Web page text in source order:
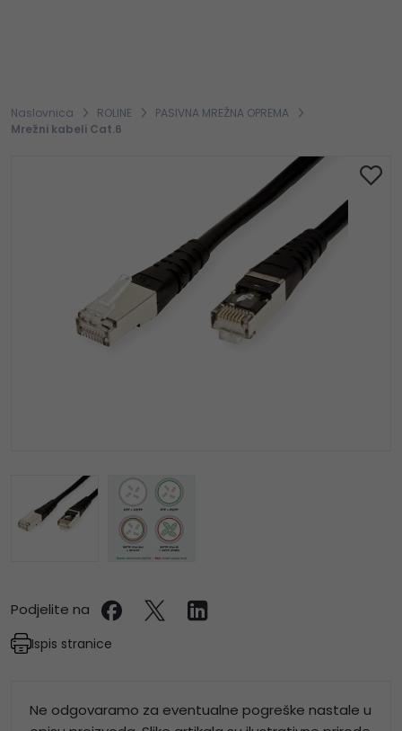
Naslovnica ROLINE
PASIVNA MREŽNA OPREMA
Mrežni kabeli Cat.6
Podjelite na
Ispis stranice
Ne odgovaramo za eventualne pogreške nastale u